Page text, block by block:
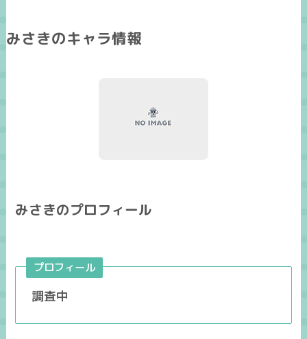
みさきのキャラ情報
みさきのプロフィール
プロフィール
調査中